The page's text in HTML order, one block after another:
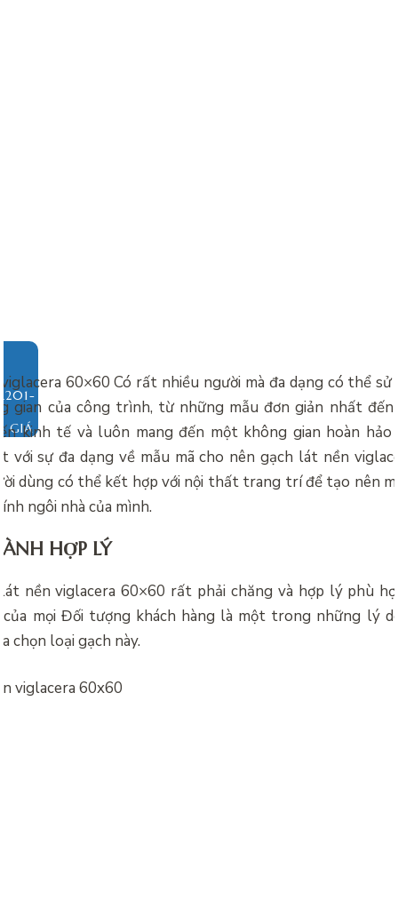
GIÁ
60×60 Có rất nhiều người mà đa dạng có thể
gian của công trình, từ những mẫu đơn giản nhất
kinh tế và luôn mang đến một không gian hoàn hảo
với sự đa dạng về mẫu mã cho nên gạch lát nền
dùng có thể kết hợp với nội thất trang trí để tạo nên
ngôi nhà của mình.
HỢP LÝ
nền viglacera 60×60 rất phải chăng và hợp lý phù
mọi Đối tượng khách hàng là một trong những lý
chọn loại gạch này.